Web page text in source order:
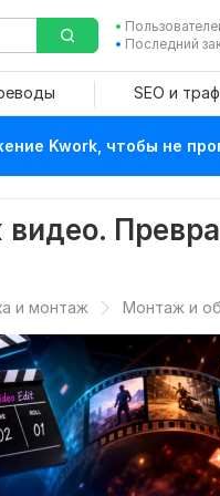
Последний
SEO и
Kwork, чтобы не
и монтаж Монтаж и